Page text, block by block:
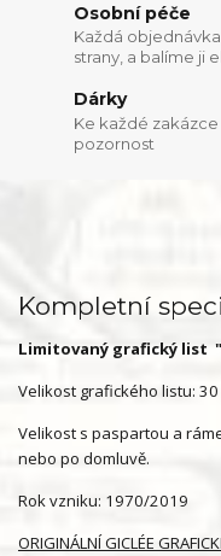
Osobní péče
Každá
strany, a balíme ji
Dárky
Ke každé
pozornost
Kompletní
Limitovaný grafický list
Velikost grafického listu: 30
Velikost s paspartou a
nebo po domluvě.
Rok vzniku: 1970/2019
ORIGINÁLNÍ GICLÉE